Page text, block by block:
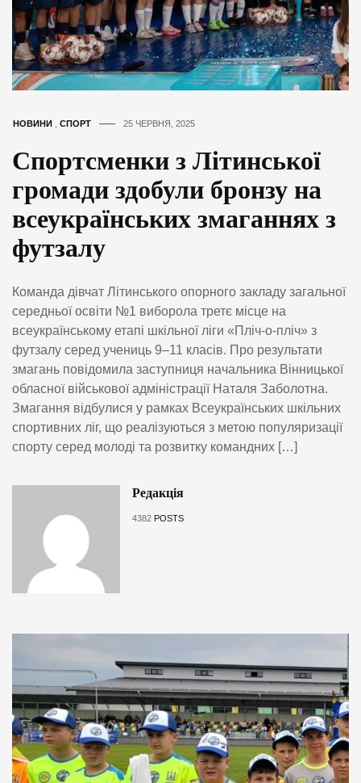
НОВИНИ СПОРТ 25 ЧЕРВНЯ, 2025
Спортсменки з Літинської
громади здобули бронзу на
всеукраїнських змаганнях з
футзалу
Команда дівчат Літинського опорного закладу загальної
середньої освіти №1 виборола третє місце на
всеукраїнському етапі шкільної ліги «Пліч-о-пліч» з
футзалу серед учениць 9–11 класів. Про результати
змагань повідомила заступниця начальника Вінницької
обласної військової адміністрації Наталя Заболотна.
Змагання відбулися у рамках Всеукраїнських шкільних
спортивних ліг, що реалізуються з метою популяризації
спорту серед молоді та розвитку командних […]
Редакція
4382 POSTS